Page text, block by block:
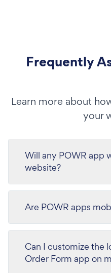
Frequently
Learn more about
your
Will any POWR app
website?
Are POWR apps
Can I customize the
Order Form app on